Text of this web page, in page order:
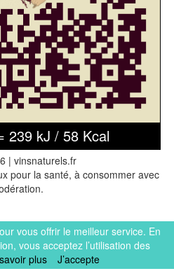
239 kJ / 58 Kcal
| vinsnaturels.fr
pour la santé, à consommer avec
vous offrir le meilleur service. En
vous acceptez l’utilisation des
plus J’accepte